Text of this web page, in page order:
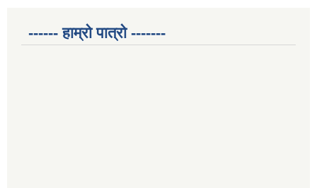
------ हाम्रो पात्रो -------